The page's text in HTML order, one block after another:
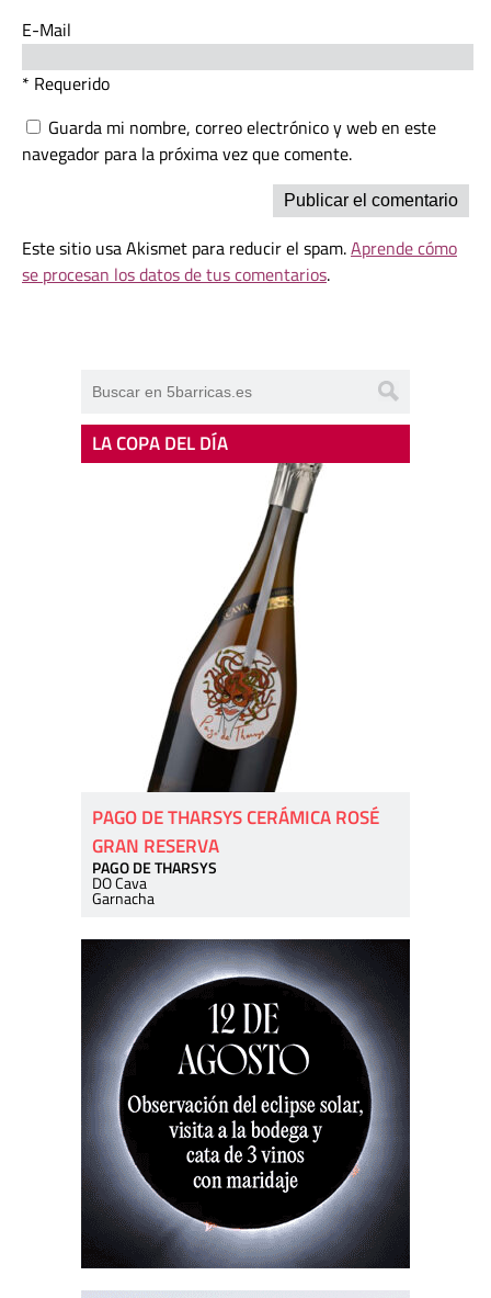
E-Mail
* Requerido
Guarda mi nombre, correo electrónico y web en este
navegador para la próxima vez que comente.
Este sitio usa Akismet para reducir el spam.Aprende cómo
se procesan los datos de tus comentarios.
LA COPA DEL DÍA
PAGO DE THARSYS CERÁMICA ROSÉ
GRAN RESERVA
PAGO DE THARSYS
DO Cava
Garnacha